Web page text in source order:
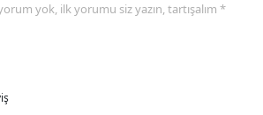
yok, ilk yorumu siz yazın, tartışalım *